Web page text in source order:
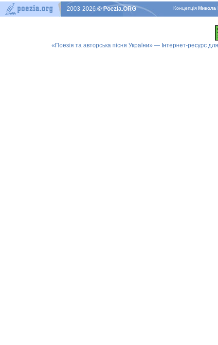
КонцепцiяМикола
2003-2026© Poezia.ORG
«Поезія та авторська пісня України» — Інтернет-ресурс